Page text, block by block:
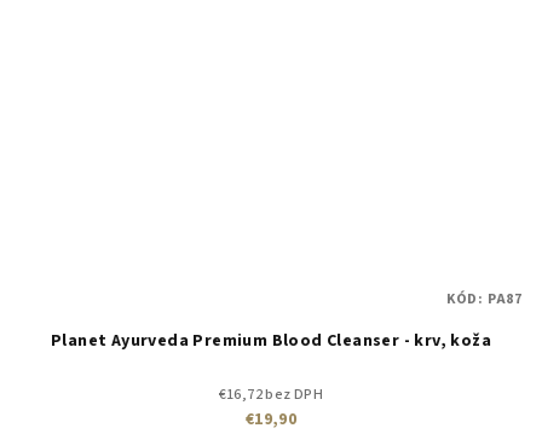
Planet Ayurveda Premium Blood Cleanser - krv, koža
€16,72 bez DPH
€19,90
KÓD: PA87